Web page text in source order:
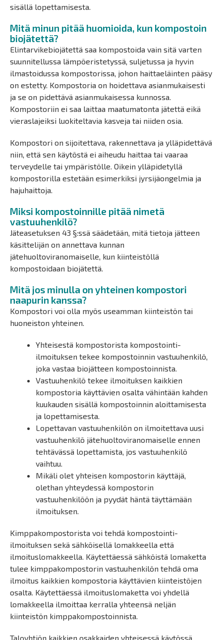
sisällä lopettamisesta.
Mitä minun pitää huomioida, kun kompostoin
biojätettä?
Elintarvikebiojätettä saa kompostoida vain sitä varten
suunnitellussa lämpöeristetyssä, suljetussa ja hyvin
ilmastoidussa kompostorissa, johon haittaeläinten pääsy
on estetty. Kompostoria on hoidettava asianmukaisesti
ja se on pidettävä asianmukaisessa kunnossa.
Kompostoriin ei saa laittaa maatumatonta jätettä eikä
vieraslajeiksi luokiteltavia kasveja tai niiden osia.
Kompostori on sijoitettava, rakennettava ja ylläpidettävä
niin, että sen käytöstä ei aiheudu haittaa tai vaaraa
terveydelle tai ympäristölle. Oikein ylläpidetyllä
kompostorilla estetään esimerkiksi jyrsijäongelmia ja
hajuhaittoja.
Miksi kompostoinnille pitää nimetä
vastuuhenkilö?
Jäteasetuksen 43 §:ssä säädetään, mitä tietoja jätteen
käsittelijän on annettava kunnan
jätehuoltoviranomaiselle, kun kiinteistöllä
kompostoidaan biojätettä.
Mitä jos minulla on yhteinen kompostori
naapurin kanssa?
Kompostori voi olla myös useamman kiinteistön tai
huoneiston yhteinen.
Yhteisestä kompostorista kompostointi-
ilmoituksen tekee kompostoinnin vastuuhenkilö,
joka vastaa biojätteen kompostoinnista.
Vastuuhenkilö tekee ilmoituksen kaikkien
kompostoria käyttävien osalta vähintään kahden
kuukauden sisällä kompostoinnin aloittamisesta
ja lopettamisesta.
Lopettavan vastuuhenkilön on ilmoitettava uusi
vastuuhenkilö jätehuoltoviranomaiselle ennen
tehtävässä lopettamista, jos vastuuhenkilö
vaihtuu.
Mikäli olet yhteisen kompostorin käyttäjä,
olethan yhteydessä kompostorin
vastuuhenkilöön ja pyydät häntä täyttämään
ilmoituksen.
Kimppakompostorista voi tehdä kompostointi-
ilmoituksen sekä sähköisellä lomakkeella että
ilmoituslomakkeella. Käytettäessä sähköistä lomaketta
tulee kimppakompostorin vastuuhenkilön tehdä oma
ilmoitus kaikkien kompostoria käyttävien kiinteistöjen
osalta. Käytettäessä ilmoituslomaketta voi yhdellä
lomakkeella ilmoittaa kerralla yhteensä neljän
kiinteistön kimppakompostoinnista.
Taloyhtiön kaikkien osakkaiden yhteisessä käytössä